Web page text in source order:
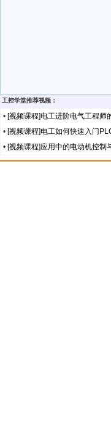
工控学堂推荐视频：
• [视频课程]电工进阶电气工程师
• [视频课程]电工如何快速入门
• [视频课程]应用中的电动机控制